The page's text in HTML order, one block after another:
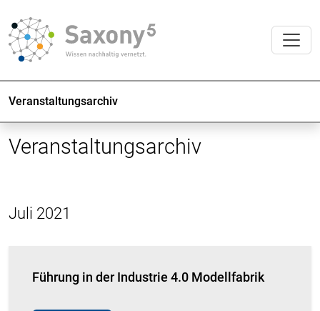
Veranstaltungsarchiv
Veranstaltungsarchiv
Juli 2021
Führung in der Industrie 4.0 Modellfabrik